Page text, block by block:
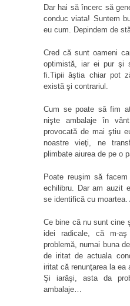
Dar hai să încerc să
conduc viata! Suntem
eu cum. Depindem de
Cred că sunt oameni
optimistă, iar ei pur şi
fi.Tipii ăştia chiar pot
există şi contrariul.
Cum se poate să fim
nişte ambalaje în
provocată de mai ştiu
noastre vieţi, ne
plimbate aiurea de pe o
Poate reuşim să
echilibru. Dar am auzit
se identifică cu moartea.
Ce bine că nu sunt cine
idei radicale, că m-
problemă, numai buna
de iritat de actuala
iritat că renunţarea la ea
Şi iarăşi, asta da
ambalaje…